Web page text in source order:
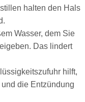
halten den Hals
Wasser, dem Sie
Das lindert
hilft,
die Entzündung